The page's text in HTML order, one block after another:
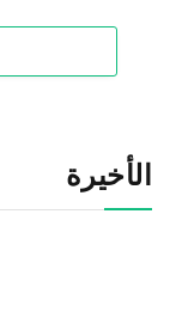
الأخيرة